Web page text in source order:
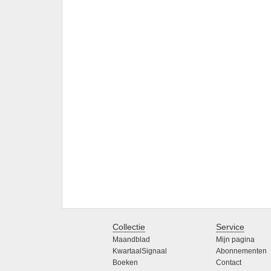
Collectie
Maandblad
KwartaalSignaal
Boeken
Service
Mijn pagina
Abonnementen
Contact